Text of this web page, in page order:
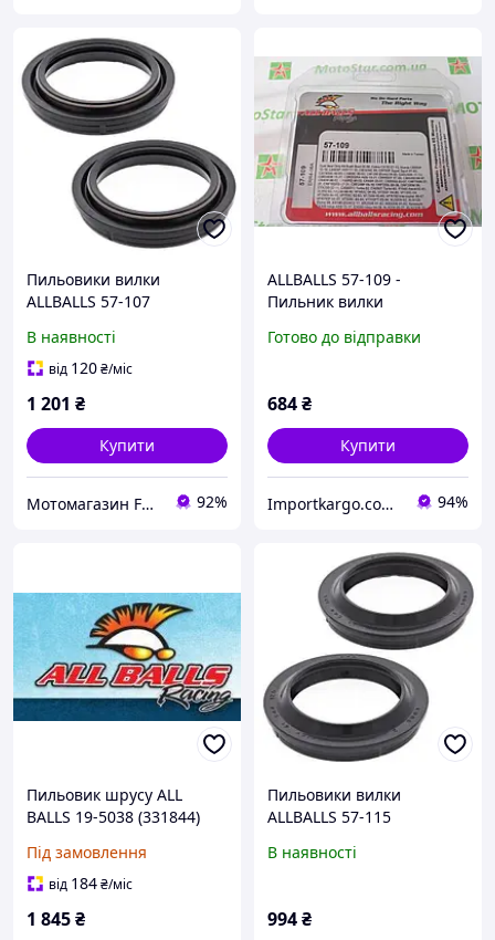
Пильовики вилки
ALLBALLS 57-107
В наявності
від 120₴/міс
1 201 ₴
Купити
Мотомагазин FREERIDER 92%
ALLBALLS 57-109 -
Пильник вилки
Готово до відправки
684₴
Купити
Importkargo.сom.ua 94%
Пильовик шрусу ALL
BALLS 19-5038 (331844)
Під замовлення
від 184₴/міс
1 845₴
Пильовики вилки
ALLBALLS 57-115
В наявності
994₴